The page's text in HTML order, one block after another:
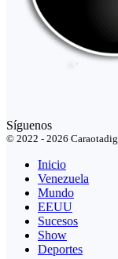
Síguenos
© 2022 - 2026
Inicio
Venezuela
Mundo
EEUU
Sucesos
Show
Deportes